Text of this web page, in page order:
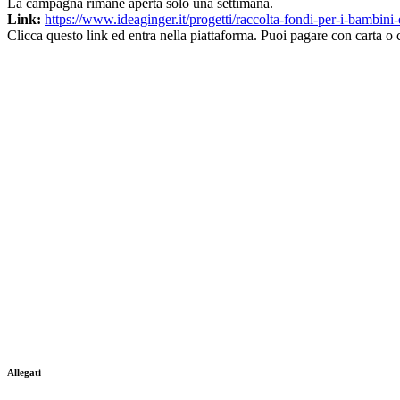
La campagna rimane aperta solo una settimana.
Link: https://www.ideaginger.it/progetti/raccolta-fondi-per-i-
Clicca questo link ed entra nella piattaforma. Puoi pagare con carta o
Allegati